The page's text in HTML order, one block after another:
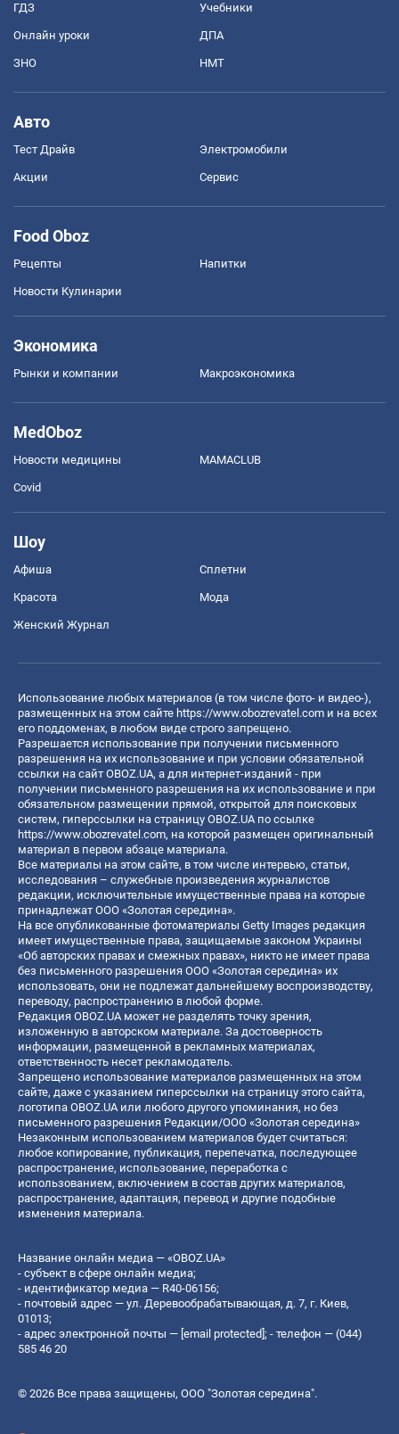
ГДЗ Учебники
Онлайн уроки ДПА
ЗНО НМТ
Авто
Тест Драйв Электромобили
Акции Сервис
Food Oboz
Рецепты Напитки
Новости Кулинарии
Экономика
Рынки и компании Mакроэкономика
MedOboz
Новости медицины MAMACLUB
Covid
Шоу
Афиша Сплетни
Красота Мода
Женский Журнал
Использование любых материалов (в том числе фото- и видео-),
размещенных на этом сайте https://www.obozrevatel.com и на всех
его поддоменах, в любом виде строго запрещено.
Разрешается использование при получении письменного
разрешения на их использование и при условии обязательной
ссылки на сайт OBOZ.UA, а для интернет-изданий - при
получении письменного разрешения на их использование и при
обязательном размещении прямой, открытой для поисковых
систем, гиперссылки на страницу OBOZ.UA по ссылке
https://www.obozrevatel.com, на которой размещен оригинальный
материал в первом абзаце материала.
Все материалы на этом сайте, в том числе интервью, статьи,
исследования – служебные произведения журналистов
редакции, исключительные имущественные права на которые
принадлежат ООО «Золотая середина».
На все опубликованные фотоматериалы Getty Images редакция
имеет имущественные права, защищаемые законом Украины
«Об авторских правах и смежных правах», никто не имеет права
без письменного разрешения ООО «Золотая середина» их
использовать, они не подлежат дальнейшему воспроизводству,
переводу, распространению в любой форме.
Редакция OBOZ.UA может не разделять точку зрения,
изложенную в авторском материале. За достоверность
информации, размещенной в рекламных материалах,
ответственность несет рекламодатель.
Запрещено использование материалов размещенных на этом
сайте, даже с указанием гиперссылки на страницу этого сайта,
логотипа OBOZ.UA или любого другого упоминания, но без
письменного разрешения Редакции/ООО «Золотая середина»
Незаконным использованием материалов будет считаться:
любое копирование, публикация, перепечатка, последующее
распространение, использование, переработка с
использованием, включением в состав других материалов,
распространение, адаптация, перевод и другие подобные
изменения материала.
Название онлайн медиа — «OBOZ.UA»
- субъект в сфере онлайн медиа;
- идентификатор медиа — R40-06156;
- почтовый адрес — ул. Деревообрабатывающая, д. 7, г. Киев,
01013;
- адрес электронной почты — [email protected] ; - телефон — (044)
585 46 20
© 2026 Все права защищены, ООО "Золотая середина".